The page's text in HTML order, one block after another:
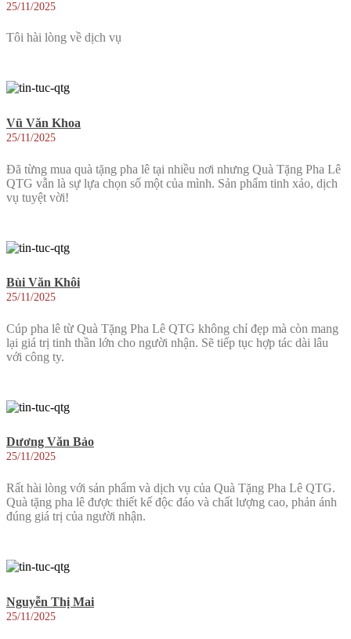
25/11/2025
Tôi hài lòng về dịch vụ
Vũ Văn Khoa
25/11/2025
Đã từng mua quà tặng pha lê tại nhiều nơi nhưng Quà Tặng Pha Lê
QTG vẫn là sự lựa chọn số một của mình. Sản phẩm tinh xảo, dịch
vụ tuyệt vời!
Bùi Văn Khôi
25/11/2025
Cúp pha lê từ Quà Tặng Pha Lê QTG không chỉ đẹp mà còn mang
lại giá trị tinh thần lớn cho người nhận. Sẽ tiếp tục hợp tác dài lâu
với công ty.
Dương Văn Bảo
25/11/2025
Rất hài lòng với sản phẩm và dịch vụ của Quà Tặng Pha Lê QTG.
Quà tặng pha lê được thiết kế độc đáo và chất lượng cao, phản ánh
đúng giá trị của người nhận.
Nguyễn Thị Mai
25/11/2025